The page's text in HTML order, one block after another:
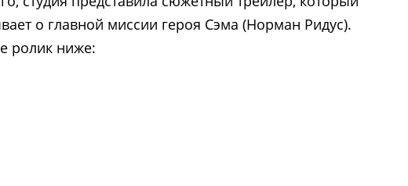
о главной миссии героя Сэма (Норман Ридус).
ролик ниже: